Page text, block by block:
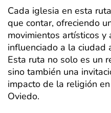
Cada iglesia en esta
que contar, ofreciendo
movimientos artísticos y
influenciado a la ciudad
Esta ruta no solo es un
sino también una
impacto de la religión
Oviedo.